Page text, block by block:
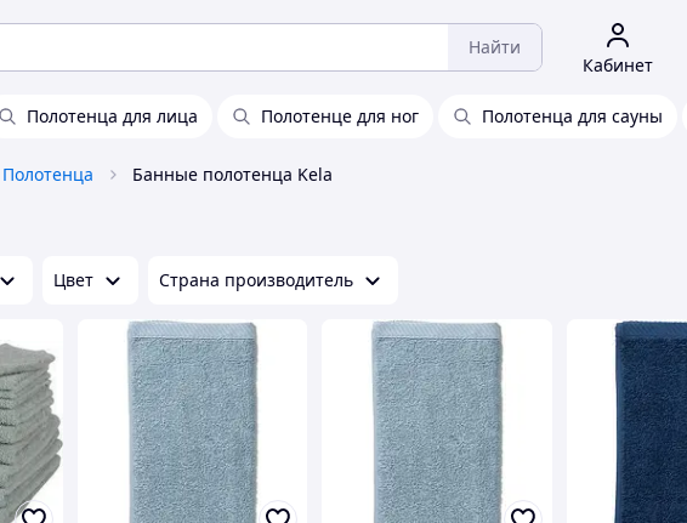
Найти
Кабинет
Полотенца для лица Полотенце для ног Полотенца для сауны
Полотенца Банные полотенца Kela
Цвет Страна производитель